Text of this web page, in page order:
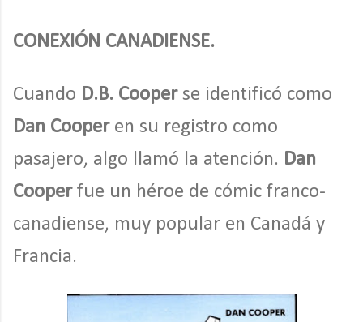
CONEXIÓN CANADIENSE.
Cuando D.B. Cooperse identificó como
Dan Cooperen su registro como
pasajero, algo llamó la atención. Dan
Cooperfue un héroe de cómic franco-
canadiense, muy popular en Canadá y
Francia.